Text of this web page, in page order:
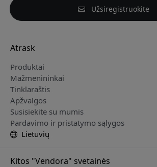
Užsiregistruokite
Atrask
Produktai
Mažmenininkai
Tinklaraštis
Apžvalgos
Susisiekite su mumis
Pardavimo ir pristatymo sąlygos
Lietuvių
Kitos "Vendora" svetainės